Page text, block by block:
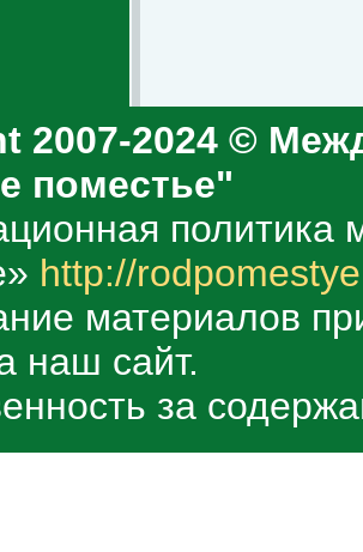
2007-2024 ©
поместье"
политика
http://
материалов
наш сайт.
за